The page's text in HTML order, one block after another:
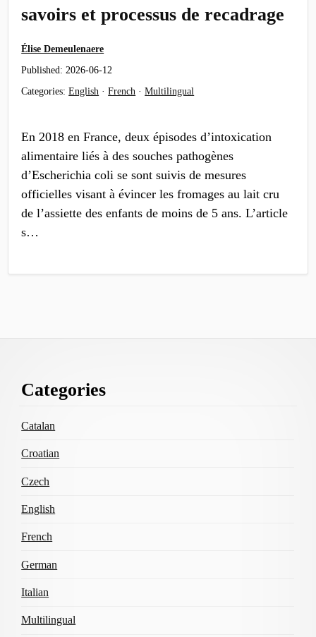
savoirs et processus de recadrage
Élise Demeulenaere
Published: 2026-06-12
Categories:English ·French ·Multilingual
En 2018 en France, deux épisodes d’intoxication
alimentaire liés à des souches pathogènes
d’Escherichia coli se sont suivis de mesures
officielles visant à évincer les fromages au lait cru
de l’assiette des enfants de moins de 5 ans. L’article
s…
Content
Categories
Catalan
Croatian
Czech
English
French
German
Italian
Multilingual